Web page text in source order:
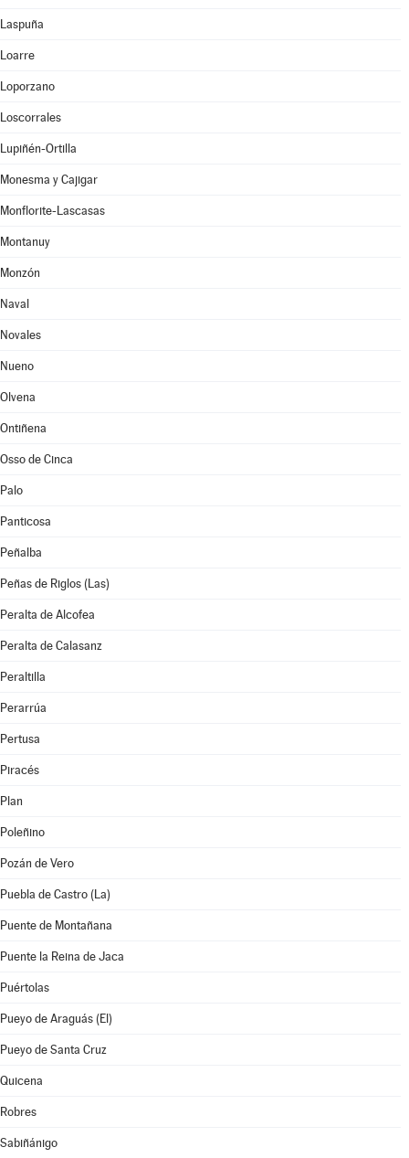
Laspuña
Loarre
Loporzano
Loscorrales
Lupiñén-Ortilla
Monesma y Cajigar
Monflorite-Lascasas
Montanuy
Monzón
Naval
Novales
Nueno
Olvena
Ontiñena
Osso de Cinca
Palo
Panticosa
Peñalba
Peñas de Riglos (Las)
Peralta de Alcofea
Peralta de Calasanz
Peraltilla
Perarrúa
Pertusa
Piracés
Plan
Poleñino
Pozán de Vero
Puebla de Castro (La)
Puente de Montañana
Puente la Reina de Jaca
Puértolas
Pueyo de Araguás (El)
Pueyo de Santa Cruz
Quicena
Robres
Sabiñánigo